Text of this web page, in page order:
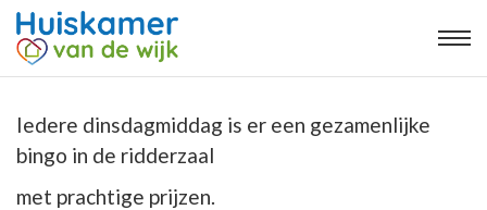
Iedere dinsdagmiddag is er een gezamenlijke
bingo in de ridderzaal
met prachtige prijzen.